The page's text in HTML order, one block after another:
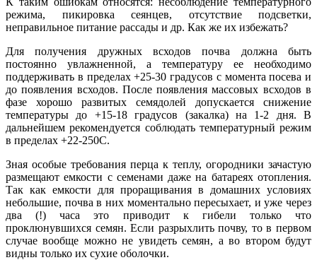
режима, пикировка сеянцев, отсутствие подсветки,
неправильное питание рассады и др. Как же их избежать?
Для получения дружных всходов почва должна быть
постоянно увлажненной, а температуру ее необходимо
поддерживать в пределах +25-30 градусов с момента посева и
до появления всходов. После появления массовых всходов в
фазе хорошо развитых семядолей допускается снижение
температуры до +15-18 градусов (закалка) на 1-2 дня. В
дальнейшем рекомендуется соблюдать температурный режим
в пределах +22-250С.
Зная особые требования перца к теплу, огородники зачастую
размещают емкости с семенами даже на батареях отопления.
Так как емкости для проращивания в домашних условиях
небольшие, почва в них моментально пересыхает, и уже через
два (!) часа это приводит к гибели только что
проклюнувшихся семян. Если разрыхлить почву, то в первом
случае вообще можно не увидеть семян, а во втором будут
видны только их сухие оболочки.